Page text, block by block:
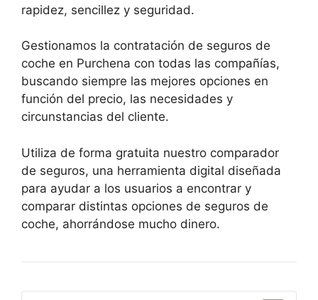
rapidez, sencillez y seguridad.
Gestionamos la contratación de seguros de
coche en Purchena con todas las compañías,
buscando siempre las mejores opciones en
función del precio, las necesidades y
circunstancias del cliente.
Utiliza de forma gratuita nuestro comparador
de seguros, una herramienta digital diseñada
para ayudar a los usuarios a encontrar y
comparar distintas opciones de seguros de
coche, ahorrándose mucho dinero.